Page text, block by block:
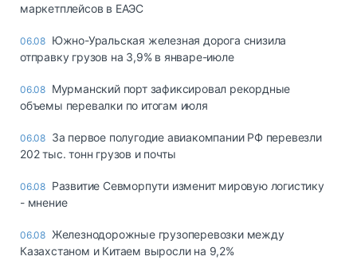
маркетплейсов в ЕАЭС
06.08 Южно-Уральская железная дорога снизила
отправку грузов на 3,9% в январе-июле
06.08 Мурманский порт зафиксировал рекордные
объемы перевалки по итогам июля
06.08 За первое полугодие авиакомпании РФ перевезли
202 тыс. тонн грузов и почты
06.08 Развитие Севморпути изменит мировую логистику
- мнение
06.08 Железнодорожные грузоперевозки между
Казахстаном и Китаем выросли на 9,2%